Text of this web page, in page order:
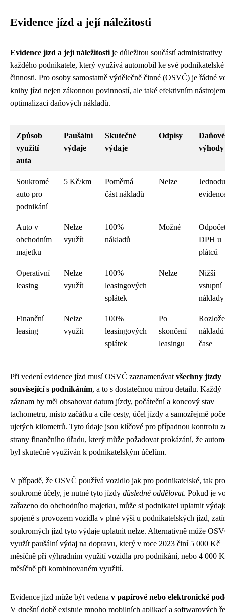
Evidence jízd a její náležitosti
Evidence jízd a její náležitosti je důležitou součástí administrativy
každého podnikatele, který využívá automobil ke své podnikatelské
činnosti. Pro osoby samostatně výdělečně činné (OSVČ) je řádné
knihy jízd nejen zákonnou povinností, ale také efektivním
optimalizaci daňových nákladů.
Způsob
využití
auta
Paušální
výdaje
Skutečné
výdaje
Odpisy
Daňové
výhody
Soukromé
auto pro
podnikání
5 Kč/km
Poměrná
část nákladů
Nelze
Auto v
obchodním
majetku
Nelze
využít
100%
nákladů
Možné
DPH u
plátců
Operativní
leasing
Nelze
využít
100%
leasingových
splátek
Nelze
Nižší
vstupní
náklady
Finanční
leasing
Nelze
využít
100%
leasingových
splátek
Po
skončení
leasingu
čase
Při vedení evidence jízd musí OSVČ zaznamenávat všechny jízdy
související s podnikáním, a to s dostatečnou mírou detailu. Každý
záznam by měl obsahovat datum jízdy, počáteční a koncový stav
tachometru, místo začátku a cíle cesty, účel jízdy a samozřejmě
ujetých kilometrů. Tyto údaje jsou klíčové pro případnou kontrolu
strany finančního úřadu, který může požadovat prokázání, že
byl skutečně využíván k podnikatelským účelům.
V případě, že OSVČ používá vozidlo jak pro podnikatelské, tak pro
soukromé účely, je nutné tyto jízdy důsledně oddělovat. Pokud je
zařazeno do obchodního majetku, může si podnikatel uplatnit
spojené s provozem vozidla v plné výši u podnikatelských jízd,
soukromých jízd tyto výdaje uplatnit nelze. Alternativně může
využít paušální výdaj na dopravu, který v roce 2023 činí 5 000 Kč
měsíčně při výhradním využití vozidla pro podnikání, nebo 4 000
měsíčně při kombinovaném využití.
Evidence jízd může být vedena v papírové nebo elektronické
V dnešní době existuje mnoho mobilních aplikací a softwarových